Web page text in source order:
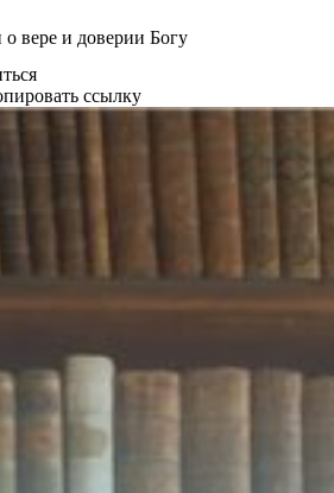
вере и доверии Богу